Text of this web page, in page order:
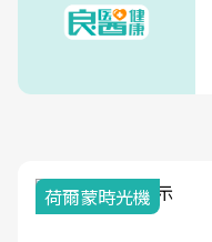
荷爾蒙時光機